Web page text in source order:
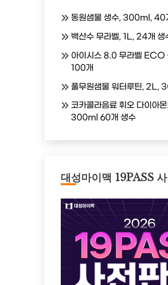
동원샘물 생수, 300ml, 40
백산수 무라벨, 1L, 24개 생
아이시스 8.0 무라벨
100개
풀무원샘물 워터루틴, 2L,
코카콜라음료 휘오 다이아
300ml 60개 생수
대성마이맥 19PASS